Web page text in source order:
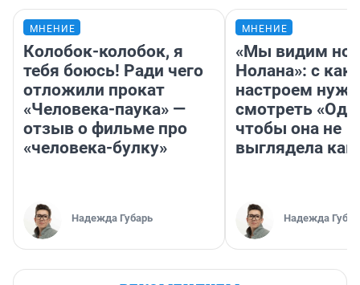
МНЕНИЕ
Колобок-колобок, я
тебя боюсь! Ради чего
отложили прокат
«Человека-паука» —
отзыв о фильме про
«человека-булку»
Надежда Губарь
МНЕНИЕ
«Мы видим
Нолана»: с
настроем
смотреть
чтобы она не
выглядела как
Надежда